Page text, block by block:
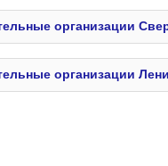
организации
организации